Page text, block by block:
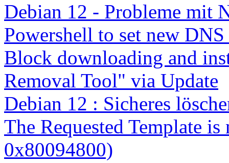
Debian 12 - Probleme mit
Powershell to set new
Block downloading and
Removal Tool" via Update
Debian 12 : Sicheres
The Requested Template
0x80094800)